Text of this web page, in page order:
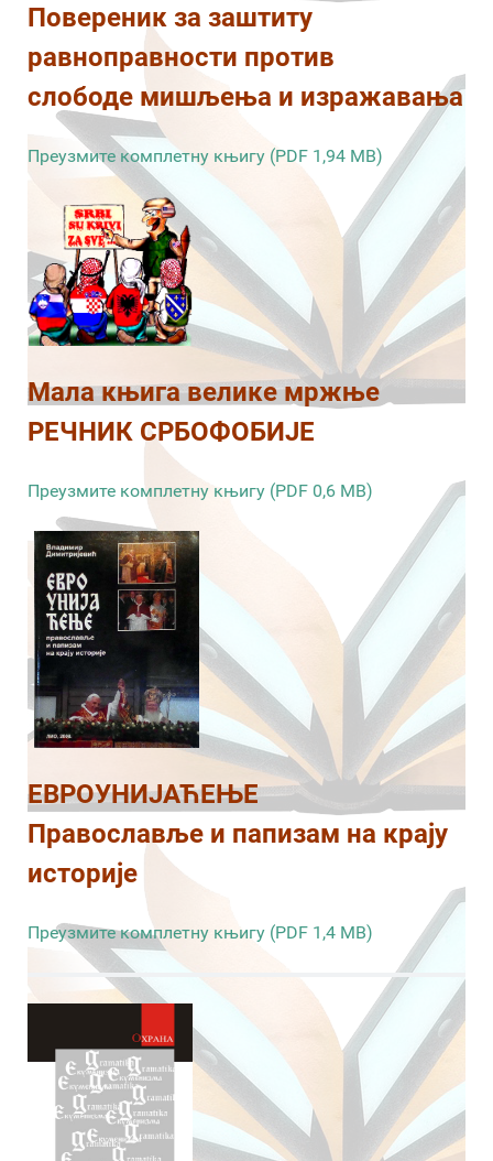
Повереник за заштиту
равноправности против
слободе мишљења и изражавања
Преузмите комплетну књигу (PDF 1,94 MB)
Мала књига велике мржње
РЕЧНИК СРБОФОБИЈЕ
Преузмите комплетну књигу (PDF 0,6 MB)
ЕВРОУНИЈАЋЕЊЕ
Православље и папизам на крају
историје
Преузмите комплетну књигу (PDF 1,4 MB)